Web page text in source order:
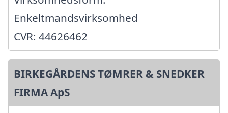
Enkeltmandsvirksomhed
CVR: 44626462
BIRKEGÅRDENS TØMRER & SNEDKER
FIRMA ApS